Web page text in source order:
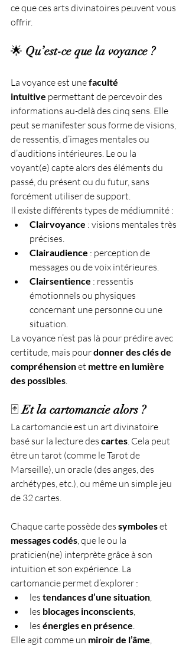
ce que ces arts divinatoires peuvent vous
offrir.
🌟 Qu’est-ce que la voyance ?
La voyance est une faculté
intuitive permettant de percevoir des
informations au-delà des cinq sens. Elle
peut se manifester sous forme de visions,
de ressentis, d’images mentales ou
d’auditions intérieures. Le ou la
voyant(e) capte alors des éléments du
passé, du présent ou du futur, sans
forcément utiliser de support.
Il existe différents types de médiumnité :
Clairvoyance : visions mentales très
précises.
Clairaudience : perception de
messages ou de voix intérieures.
Clairsentience : ressentis
émotionnels ou physiques
concernant une personne ou une
situation.
La voyance n’est pas là pour prédire avec
certitude, mais pour donner des clés de
compréhension et mettre en lumière
des possibles.
🃏 Et la cartomancie alors ?
La cartomancie est un art divinatoire
basé sur la lecture des cartes. Cela peut
être un tarot (comme le Tarot de
Marseille), un oracle (des anges, des
archétypes, etc.), ou même un simple jeu
de 32 cartes.
Chaque carte possède des symboles et
messages codés, que le ou la
praticien(ne) interprète grâce à son
intuition et son expérience. La
cartomancie permet d’explorer :
les tendances d’une situation,
les blocages inconscients,
les énergies en présence.
Elle agit comme un miroir de l’âme,